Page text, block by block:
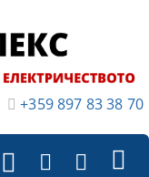
+359 897 83 38 70